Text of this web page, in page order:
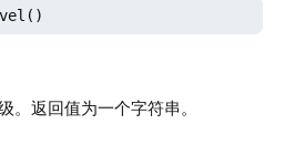
。返回值为一个字符串。